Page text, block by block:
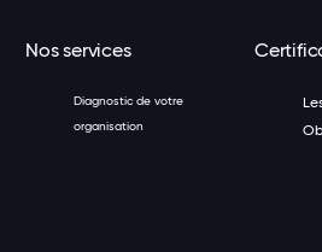
Nos services
Diagnostic de votre
organisation